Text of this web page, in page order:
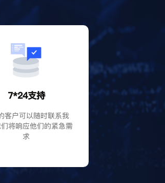
7*24支持
客户可以随时联系我
将响应他们的紧急需
求